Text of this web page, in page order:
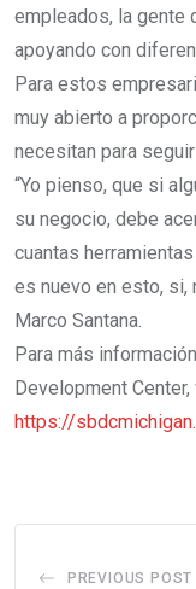
empleados, la gente
apoyando con
Para estos
muy abierto a
necesitan para
“Yo pienso, que si
su negocio, debe
cuantas
es nuevo en esto, si,
Marco Santana.
Para más
Development
https://
PREVIOUS POST